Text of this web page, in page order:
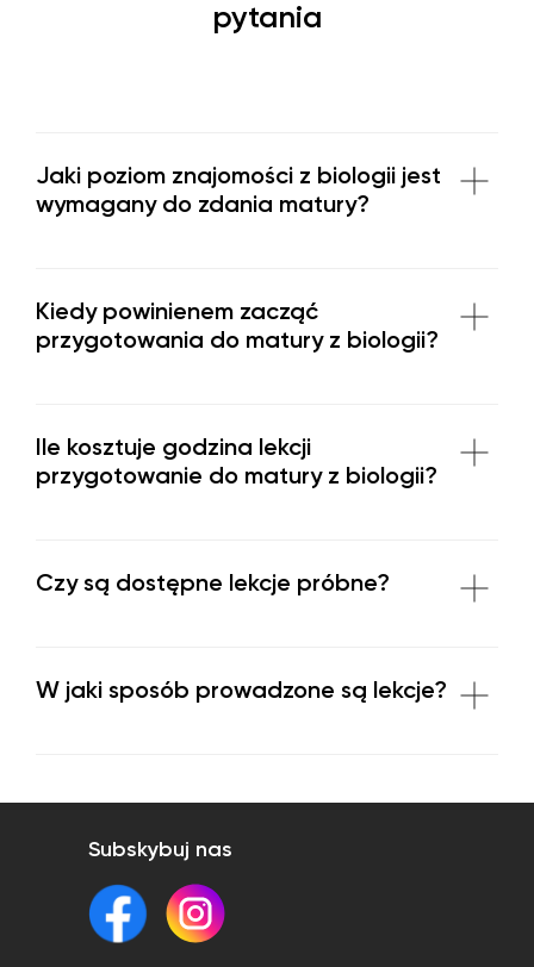
pytania
Jaki poziom znajomości z biologii jest
wymagany do zdania matury?
Kiedy powinienem zacząć
przygotowania do matury z biologii?
Ile kosztuje godzina lekcji
przygotowanie do matury z biologii?
Czy są dostępne lekcje próbne?
W jaki sposób prowadzone są lekcje?
Subskybuj nas